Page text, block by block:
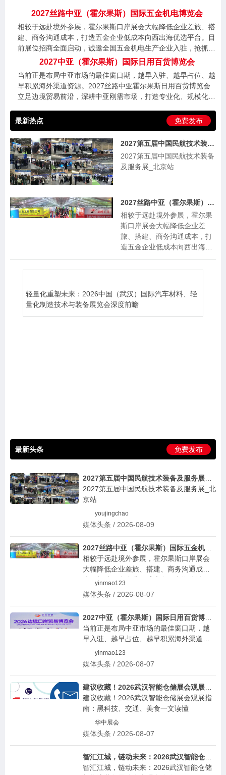
2027丝路中亚（霍尔果斯）国际五金机电博览会
相较于远赴境外参展，霍尔果斯口岸展会大幅降低企业差旅、搭
建、商务沟通成本，打造五金企业低成本向西出海优选平台。目
前展位招商全面启动，诚邀全国五金机电生产企业入驻，抢抓中
亚基建长期发展红利。
2027中亚（霍尔果斯）国际日用百货博览会
当前正是布局中亚市场的最佳窗口期，越早入驻、越早占位、越
早积累海外渠道资源。2027丝路中亚霍尔果斯日用百货博览会
立足边境贸易前沿，深耕中亚刚需市场，打造专业化、规模化、
卷，掘金中亚千亿消费蓝海，抢占未来五年外贸新机遇！
最新热点 免费发布
2027第五届中国民航技术装备及服务展_北京站
2027第五届中国民航技术装备
及服务展_北京站
2027丝路中亚（霍尔果斯）国际五金机电博览会
相较于远赴境外参展，霍尔果
斯口岸展会大幅降低企业差
旅、搭建、商务沟通成本，打
造五金企业低成本向西出海优
选平台。目前展位招商全面启
动，诚邀全国五金机电生产企
展红利。
轻量化重塑未来：2026中国（武汉）国际汽车材料、轻
量化制造技术与装备展览会深度前瞻
最新头条 免费发布
2027第五届中国民航技术装备及服务展_北京站
2027第五届中国民航技术装备及服务展_北
京站
youjingchao
媒体头条 / 2026-08-09
2027丝路中亚（霍尔果斯）国际五金机电博览会
相较于远赴境外参展，霍尔果斯口岸展会
大幅降低企业差旅、搭建、商务沟通成
本，打造五金企业低成本向西出海优选平
台。目前展位招商全面启动，诚邀全国五
yinmao123
媒体头条 / 2026-08-07
2027中亚（霍尔果斯）国际日用百货博览会
当前正是布局中亚市场的最佳窗口期，越
早入驻、越早占位、越早积累海外渠道资
源。2027丝路中亚霍尔果斯日用百货博览
会立足边境贸易前沿，深耕中亚刚需市
内低价内卷，掘金中亚千亿消费蓝海，抢
占未来五年外贸新机遇！
yinmao123
媒体头条 / 2026-08-07
建议收藏！2026武汉智能仓储展会观展指南：黑科技、交通、美食一文读懂
建议收藏！2026武汉智能仓储展会观展指
南：黑科技、交通、美食一文读懂
华中展会
媒体头条 / 2026-08-07
智汇江城，链动未来：2026武汉智能仓储与物流装备展览会参观全攻略
智汇江城，链动未来：2026武汉智能仓储